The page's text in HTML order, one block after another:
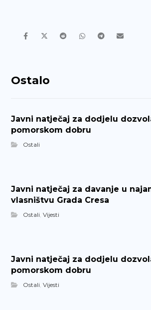
Ostalo
Javni natječaj za dodjelu
pomorskom dobru
Ostali
Javni natječaj za davanje u
vlasništvu Grada Cresa
Ostali,Vijesti
Javni natječaj za dodjelu
pomorskom dobru
Ostali,Vijesti